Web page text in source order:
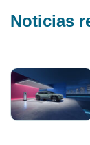
Noticias